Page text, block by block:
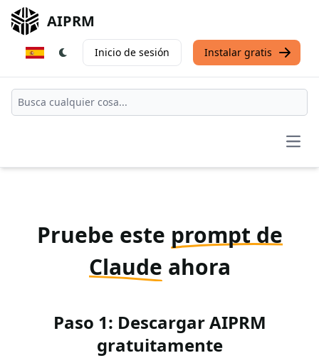
AIPRM
Inicio de sesión Instalar gratis
Pruebe este prompt de
Claude ahora
Paso 1: Descargar AIPRM
gratuitamente